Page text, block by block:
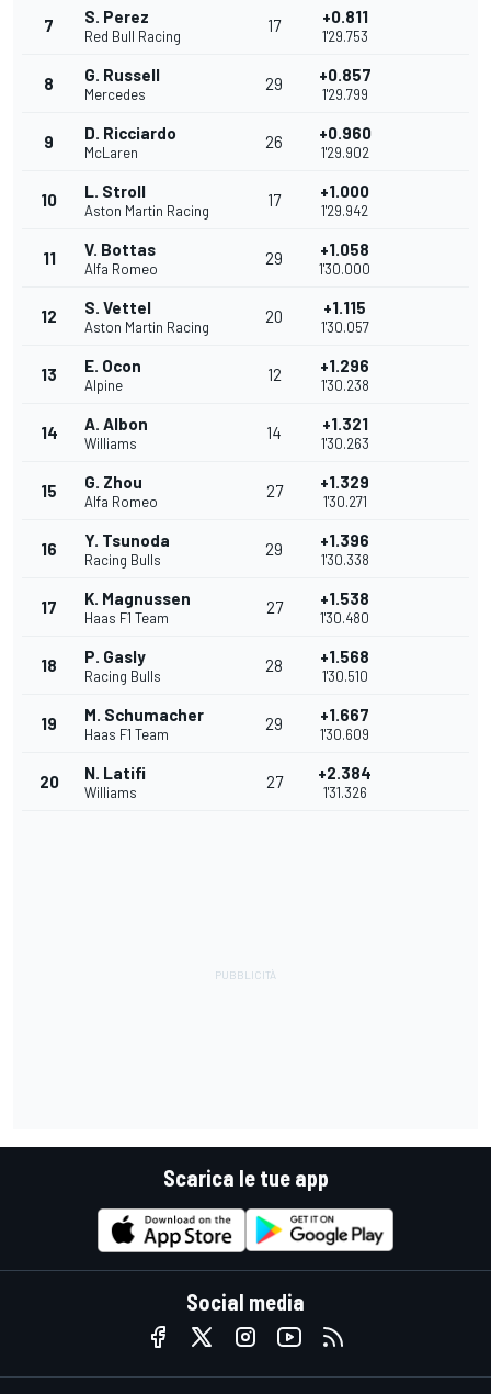
7 S. Perez
Red Bull Racing
17 +0.811
1'29.753
8 G. Russell
Mercedes
29 +0.857
1'29.799
9 D. Ricciardo
McLaren
26 +0.960
1'29.902
10 L. Stroll
Aston Martin Racing
17 +1.000
1'29.942
11 V. Bottas
Alfa Romeo
29 +1.058
1'30.000
12 S. Vettel
Aston Martin Racing
20 +1.115
1'30.057
13 E. Ocon
Alpine
12 +1.296
1'30.238
14 A. Albon
Williams
14 +1.321
1'30.263
15 G. Zhou
Alfa Romeo
27 +1.329
1'30.271
16 Y. Tsunoda
Racing Bulls
29 +1.396
1'30.338
17 K. Magnussen
Haas F1 Team
27 +1.538
1'30.480
18 P. Gasly
Racing Bulls
28 +1.568
1'30.510
19 M. Schumacher
Haas F1 Team
29 +1.667
1'30.609
20 N. Latifi
Williams
27 +2.384
1'31.326
Scarica le tue app
Social media